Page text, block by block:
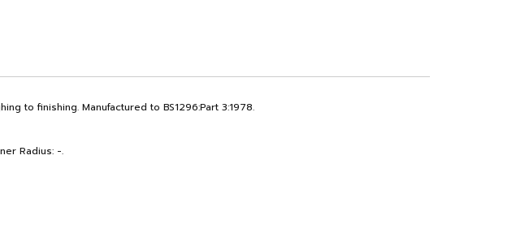
to finishing. Manufactured to BS1296:Part 3:1978.
Radius: -.